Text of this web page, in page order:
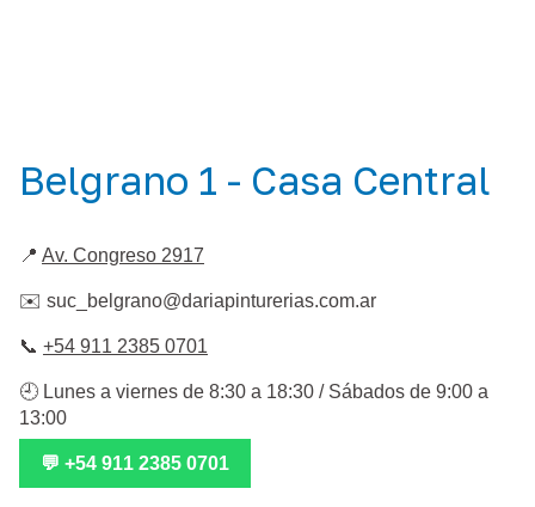
Belgrano 1 - Casa Central
📍 Av. Congreso 2917
✉️ suc_belgrano@dariapinturerias.com.ar
📞 +54 911 2385 0701
🕘 Lunes a viernes de 8:30 a 18:30 / Sábados de 9:00 a
13:00
💬 +54 911 2385 0701